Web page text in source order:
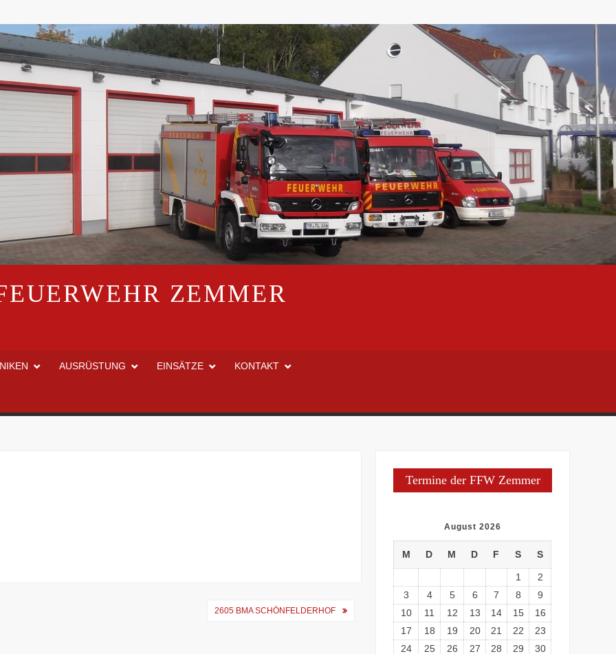
ZEMMER
AUSRÜSTUNG EINSÄTZE KONTAKT
2605 BMA SCHÖNFELDERHOF
Termine der FFW Zemmer
August 2026
M D M D F S S
1
2
3
4 5 6 7 8
9
10
11 12 13 14 15
16
17
18 19 20 21 22
23
24
25 26 27 28 29
30